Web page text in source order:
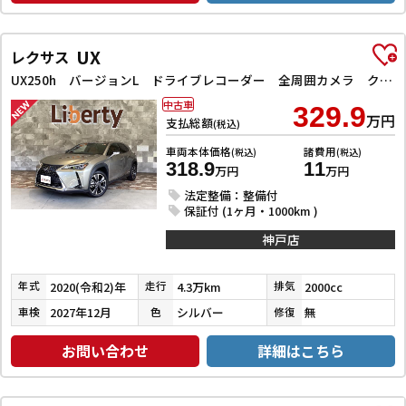
レクサス UX
UX250h バージョンL ドライブレコーダー 全周囲カメラ クリアランスソナー オートクルーズコントロール レーンアシスト パワーシート 衝突被害軽減システム ナビ TV オートマチックハイビーム オートライト
支払総額(税込) 329.9万円
車両本体価格(税込)
318.9万円
諸費用(税込)
11万円
法定整備：整備付
保証付 (1ヶ月・1000km )
中古車
神戸店
年式 2020(令和2)年 走行 4.3万km 排気 2000cc
車検 2027年12月 色 シルバー 修復 無
お問い合わせ 詳細はこちら